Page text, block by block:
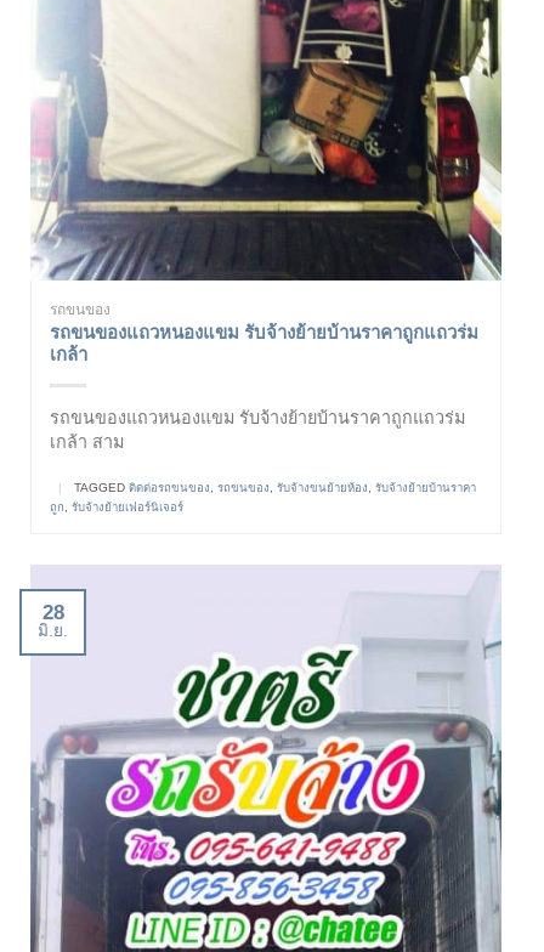
รถขนของ
รถขนของแถวหนองแขม รับจ้างย้ายบ้านราคาถูกแถวร่ม
เกล้า
รถขนของแถวหนองแขม รับจ้างย้ายบ้านราคาถูกแถวร่ม
เกล้า สาม
| TAGGED ติดต่อรถขนของ, รถขนของ, รับจ้างขนย้ายห้อง, รับจ้างย้ายบ้านราคา
ถูก, รับจ้างย้ายเฟอร์นิเจอร์
28
มิ.ย.